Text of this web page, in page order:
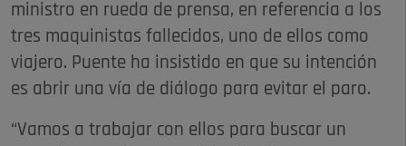
ministro en rueda de prensa, en referencia a los
tres maquinistas fallecidos, uno de ellos como
viajero. Puente ha insistido en que su intención
es abrir una vía de diálogo para evitar el paro.
“Vamos a trabajar con ellos para buscar un